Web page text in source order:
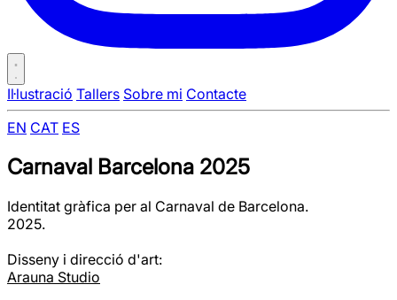
Il·lustració Tallers Sobre mi Contacte
EN CAT ES
Carnaval Barcelona 2025
Identitat gràfica per al Carnaval de Barcelona.
2025.
Disseny i direcció d'art:
Arauna Studio